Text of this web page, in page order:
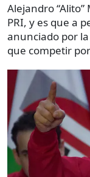
Alejandro
PRI, y es que a
anunciado por
que competir